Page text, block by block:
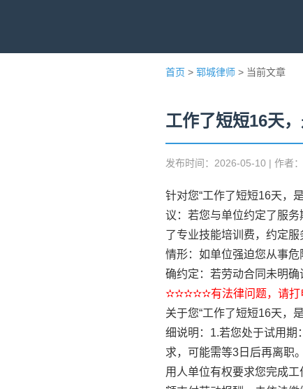
首页 > 郓城律师 > 当前文章
工作了短短16天
发布时间：2026-05-10 | 作者
针对您“工作了短短16天，
议：若您与单位约定了服
了专业技能培训费，约定
情形：如单位强迫您从事
确约定：若劳动合同未明
✫✫✫✫✫有法律问题，请打
关于您“工作了短短16天，
细说明：1.若您处于试用期
求，可能需等3日后再离职
用人单位有权要求您完成